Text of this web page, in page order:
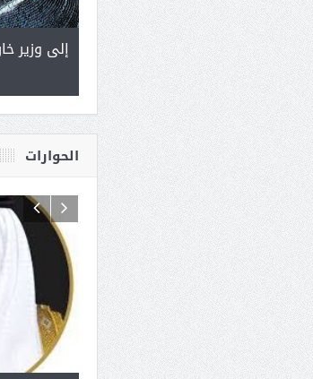
إلى وزير
( مشعل بن عبد الله ) .. أمير يحمل
جينات الوطن ويتغذى من عشق
القيادة
الحوارات
رئيس غرفة نجران محيميد آل شرمه: